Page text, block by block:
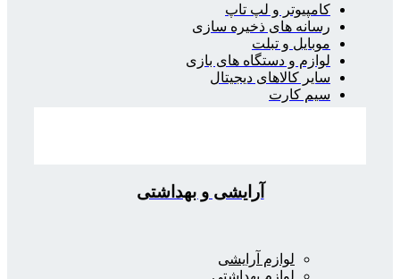
کامپیوتر و لپ تاپ
رسانه های ذخیره سازی
موبایل و تبلت
لوازم و دستگاه های بازی
سایر کالاهای دیجیتال
سیم کارت
آرایشی و بهداشتی
لوازم آرایشی